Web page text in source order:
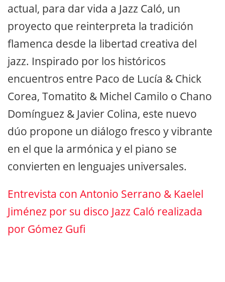
actual, para dar vida a Jazz Caló, un
proyecto que reinterpreta la tradición
flamenca desde la libertad creativa del
jazz. Inspirado por los históricos
encuentros entre Paco de Lucía & Chick
Corea, Tomatito & Michel Camilo o Chano
Domínguez & Javier Colina, este nuevo
dúo propone un diálogo fresco y vibrante
en el que la armónica y el piano se
convierten en lenguajes universales.
Entrevista con Antonio Serrano & Kaelel
Jiménez por su disco Jazz Caló realizada
por Gómez Gufi